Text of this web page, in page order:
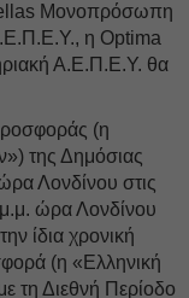
Μονοπρόσωπη
η Optima
Α.Ε.Π.Ε.Υ. θα
(η
της Δημόσιας
Λονδίνου στις
μ.μ. ώρα Λονδίνου
ίδια χρονική
(η «Ελληνική
τη Διεθνή Περίοδο